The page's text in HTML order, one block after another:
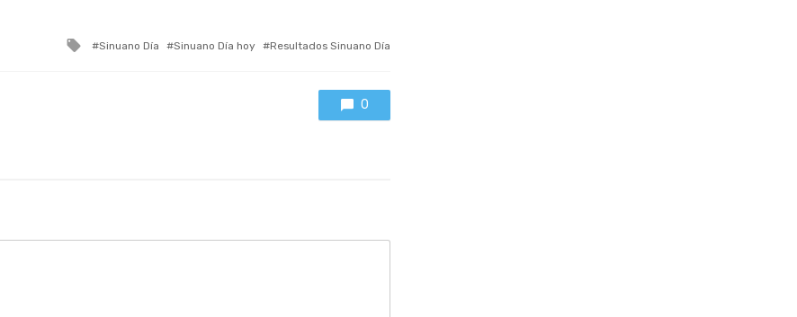
Tagged
Sinuano Día Sinuano Día hoy Resultados Sinuano Día
0